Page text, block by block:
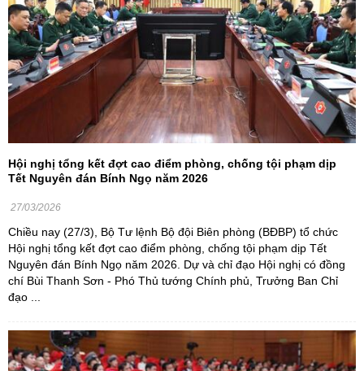
Hội nghị tổng kết đợt cao điểm phòng, chống tội phạm dịp
Tết Nguyên đán Bính Ngọ năm 2026
27/03/2026
Chiều nay (27/3), Bộ Tư lệnh Bộ đội Biên phòng (BĐBP) tổ chức
Hội nghị tổng kết đợt cao điểm phòng, chống tội phạm dịp Tết
Nguyên đán Bính Ngọ năm 2026. Dự và chỉ đạo Hội nghị có đồng
chí Bùi Thanh Sơn - Phó Thủ tướng Chính phủ, Trưởng Ban Chỉ
đạo ...